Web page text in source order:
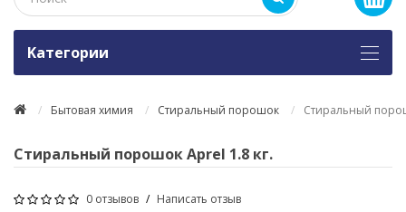
Kатегории
Бытовая химия Стиральный порошок Стиральный
Стиральный порошок Aprel 1.8 кг.
0 отзывов / Написать отзыв